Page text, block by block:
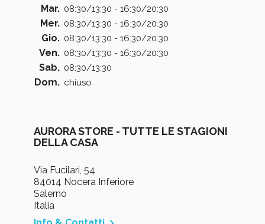
Mar. 08:30/13:30 - 16:30/20:30
Mer. 08:30/13:30 - 16:30/20:30
Gio. 08:30/13:30 - 16:30/20:30
Ven. 08:30/13:30 - 16:30/20:30
Sab. 08:30/13:30
Dom. chiuso
AURORA STORE - TUTTE LE STAGIONI
DELLA CASA
Via Fucilari, 54
84014 Nocera Inferiore
Salerno
Italia